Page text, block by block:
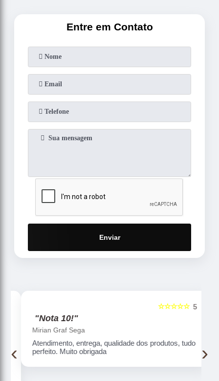
Entre em Contato
Enviar
5
☆☆☆☆☆
"Nota 10!"
Mirian Graf Sega
Atendimento, entrega, qualidade dos produtos, tudo
perfeito. Muito obrigada
‹ ›